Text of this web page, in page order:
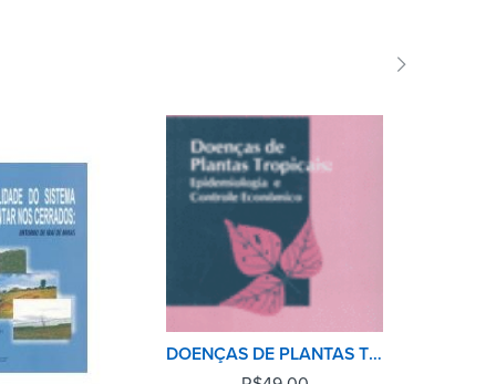
DOENÇAS DE PLANTAS TROPICAIS: EPIDEMIOLOGIA E CONTROLE ECONÔMICO